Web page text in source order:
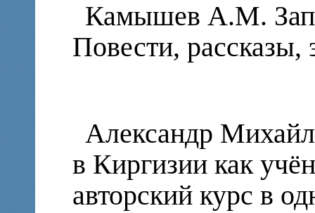
Камышев А.М.
Повести,
Александр
в Киргизии как
авторский курс в